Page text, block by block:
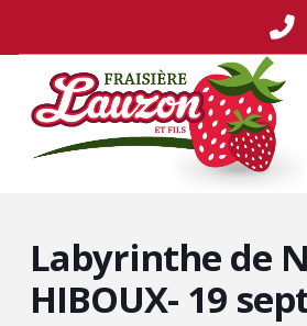
Labyrinthe de
HIBOUX- 19